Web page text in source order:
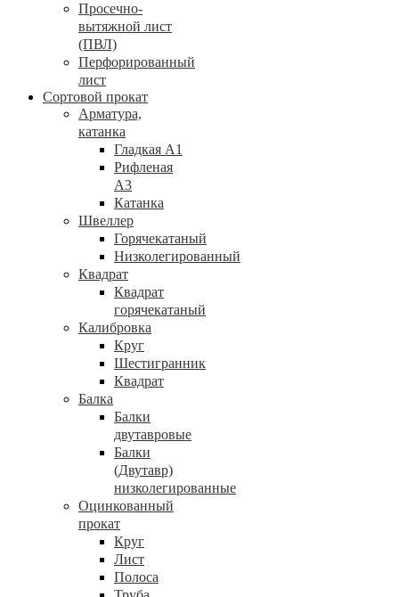
Просечно-
вытяжной лист
(ПВЛ)
Перфорированный
лист
Сортовой прокат
Арматура,
катанка
Гладкая А1
Рифленая
А3
Катанка
Швеллер
Горячекатаный
Низколегированный
Квадрат
Квадрат
горячекатаный
Калибровка
Круг
Шестигранник
Квадрат
Балка
Балки
двутавровые
Балки
(Двутавр)
низколегированные
Оцинкованный
прокат
Круг
Лист
Полоса